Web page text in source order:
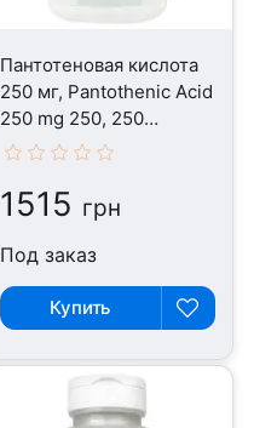
Пантотеновая кислота
250 мг, Pantothenic Acid
250 mg 250, 250
таблеток
1515 грн
Под заказ
Купить